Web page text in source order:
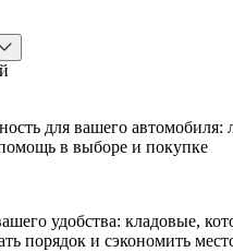
для вашего автомобиля:
в выборе и покупке
удобства: кладовые,
порядок и сэкономить